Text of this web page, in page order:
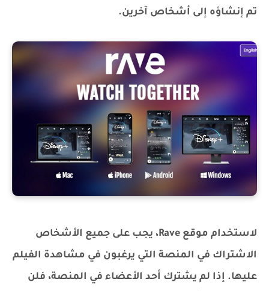
تم إنشاؤه إلى أشخاص آخرين.
لاستخدام موقع Rave، يجب على جميع الأشخاص
الاشتراك في المنصة التي يرغبون في مشاهدة الفيلم
عليها. إذا لم يشترك أحد الأعضاء في المنصة، فلن